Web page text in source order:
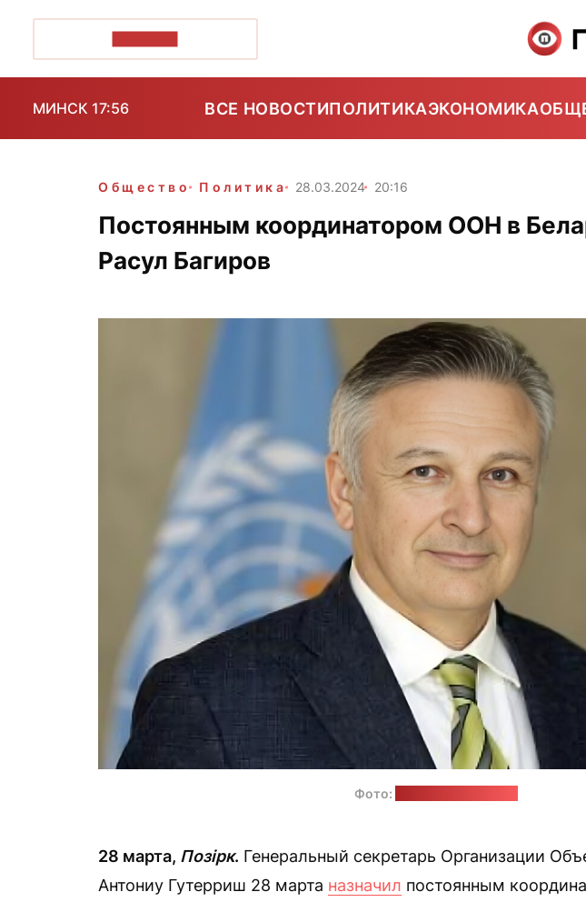
МИНСК 17:56 ВСЕ НОВОСТИПОЛИТИКАЭКОНОМИКА
Общество Политика 28.03.2024 20:16
Постоянным координатором ООН в
Расул Багиров
Фото:
28 марта, Позірк. Генеральный секретарь Организации
Антониу Гутерриш 28 марта назначил постоянным